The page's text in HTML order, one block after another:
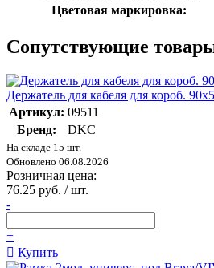
Цветовая маркировка:
Сопутствующие
Держатель для кабеля для короб.
Артикул: 09511
Бренд:
DKC
На складе 15 шт.
Обновлено 06.08.2026
Розничная цена:
76.25 руб. / шт.
-
+
Купить